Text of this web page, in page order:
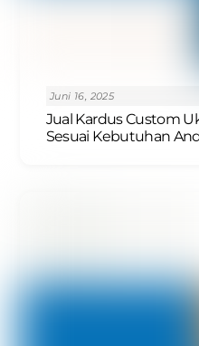
Juni 16, 2025
Jual Kardus Custom
Sesuai Kebutuhan